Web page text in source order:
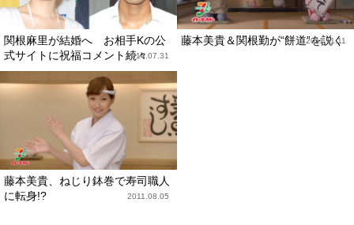
関根麻里が結婚へ お相手Kの公
式サイトに祝福コメント続々2014.07.31
藤本美貴＆関根勤が“餅道”を説く
2011.11.11
藤本美貴、ねじり鉢巻で寿司職人
に転身!?
2011.08.05